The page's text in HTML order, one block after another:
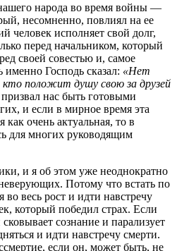
народа во время войны —
несомненно, повлиял на ее
человек исполняет свой долг,
перед начальником, который
своей совестью и, самое
Господь сказал: «Нет
кто положит душу свою за друзей
нас быть готовыми
и если в мирное время эта
как очень актуальная, то в
для многих руководящим
и я об этом уже неоднократно
Потому что встать по
во весь рост и идти навстречу
который победил страх. Если
сознание и парализует
и идти навстречу смерти.
если он, может быть, не